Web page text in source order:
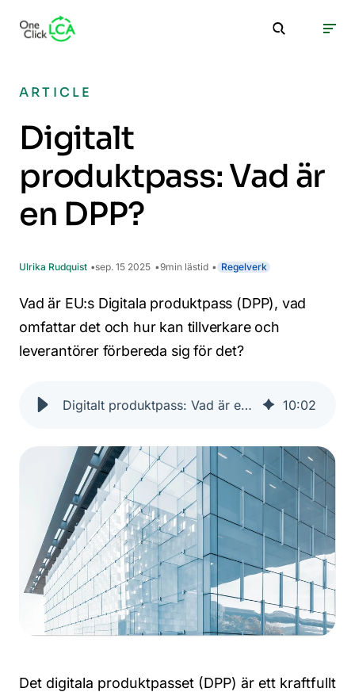
ARTICLE
Digitalt
produktpass: Vad är
en DPP?
Ulrika Rudquist sep. 15 2025 9min lästid Regelverk
Vad är EU:s Digitala produktpass (DPP), vad
omfattar det och hur kan tillverkare och
leverantörer förbereda sig för det?
Digitalt produktpass: Vad är en DPP? 10:02
Det digitala produktpasset (DPP) är ett kraftfullt